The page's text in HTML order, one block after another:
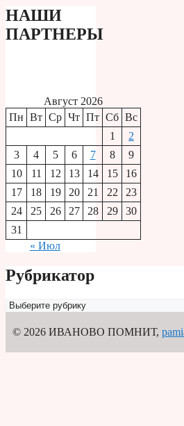
НАШИ
ПАРТНЕРЫ
Август 2026
Пн Вт Ср Чт Пт Сб Вс
1
2
3
4 5 6 7 8
9
10
11 12 13 14 15
16
17
18 19 20 21 22
23
24
25 26 27 28 29
30
31
« Июл
Рубрикатор
Рубрикатор
© 2026 ИВАНОВО ПОМНИТ,